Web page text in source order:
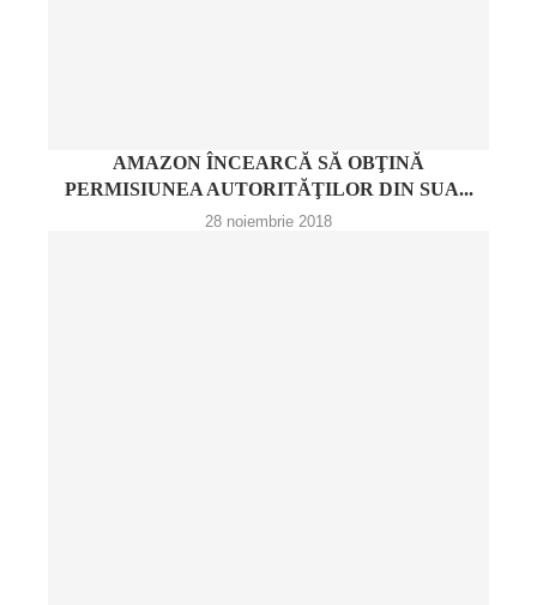
AMAZON ÎNCEARCĂ SĂ OBŢINĂ
PERMISIUNEA AUTORITĂŢILOR DIN SUA...
28 noiembrie 2018